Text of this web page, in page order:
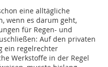
eine alltägliche
wenn es darum geht,
für Regen- und
Auf den privaten
ein regelrechter
Werkstoffe in der Regel